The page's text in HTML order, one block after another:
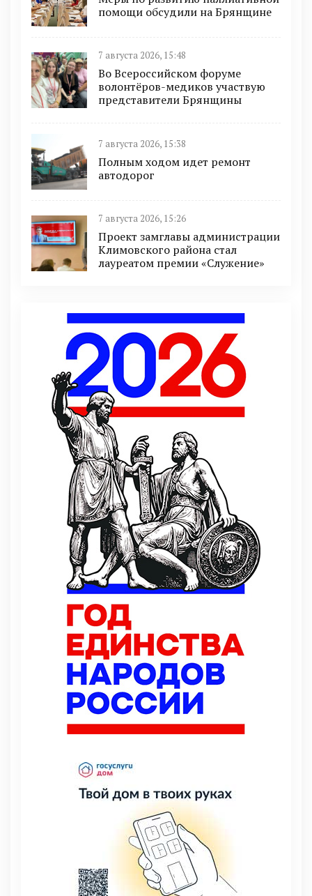
помощи обсудили на Брянщине
7 августа 2026, 15:48
Во Всероссийском форуме
волонтёров-медиков участвую
представители Брянщины
7 августа 2026, 15:38
Полным ходом идет ремонт
автодорог
7 августа 2026, 15:26
Проект замглавы администрации
Климовского района стал
лауреатом премии «Служение»